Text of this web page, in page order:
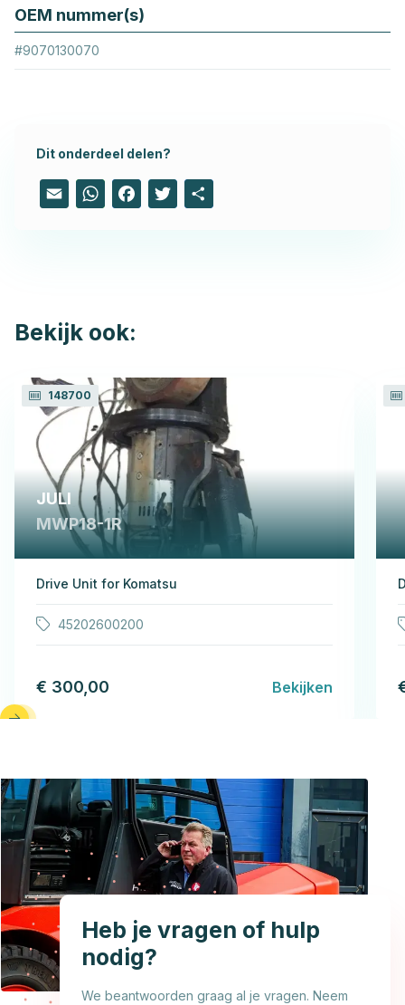
OEM nummer(s)
#9070130070
Dit onderdeel delen?
Email WhatsAppFacebook
Twitter
Bekijk ook:
148700
JULI
MWP18-1R
Drive Unit for Komatsu
45202600200
€ 300,00 Bekijken
Heb je vragen of hulp
nodig?
We beantwoorden graag al je vragen. Neem